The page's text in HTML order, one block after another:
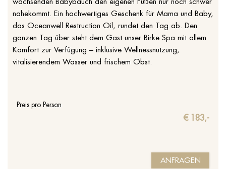
nahekommt. Ein hochwertiges Geschenk für Mama und Baby,
das Oceanwell Restruction Oil, rundet den Tag ab. Den
ganzen Tag über steht dem Gast unser Birke Spa mit allem
Komfort zur Verfügung – inklusive Wellnessnutzung,
vitalisierendem Wasser und frischem Obst.
Preis pro Person
€ 183,-
ANFRAGEN